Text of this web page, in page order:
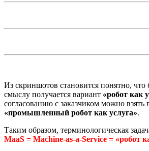
Из скриншотов становится понятно, что
смыслу получается вариант «робот как
согласованию с заказчиком можно взять
«промышленный робот как услуга».
Таким образом, терминологическая
MaaS = Machine-as-a-Service = «робот